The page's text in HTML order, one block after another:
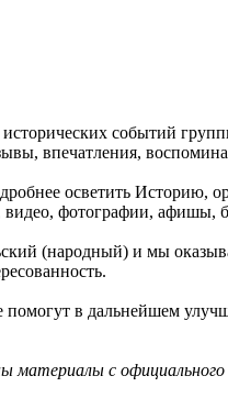
событий
впечатления,
осветить Историю,
видео, фотографии,
(народный) и мы
в дальнейшем
материалы с